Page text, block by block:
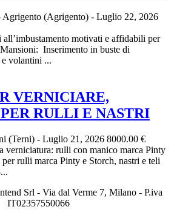
Agrigento (Agrigento) - Luglio 22, 2026
all’imbustamento motivati e affidabili per
‎Inserimento in buste di
volantini ...
VERNICIARE,
RULLI E NASTRI
(Terni) - Luglio 21, 2026 8000.00 €
verniciatura: rulli con manico marca Pinty
rulli marca Pinty e Storch, nastri e teli
Srl - Via dal Verme 7, Milano - P.iva
IT02357550066